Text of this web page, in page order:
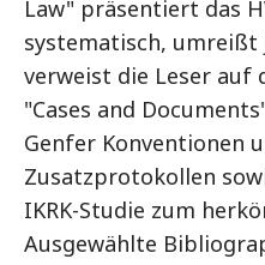
Law" präsentiert das
systematisch, umreißt
verweist die Leser auf
"Cases and
Genfer Konventionen
Zusatzprotokollen
IKRK-Studie zum
Ausgewählte